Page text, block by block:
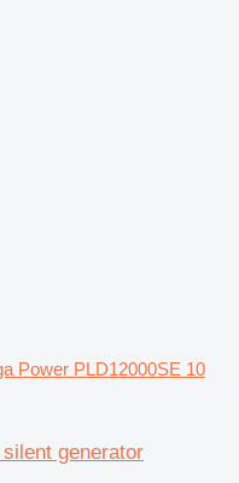
Power PLD12000SE 10
generator